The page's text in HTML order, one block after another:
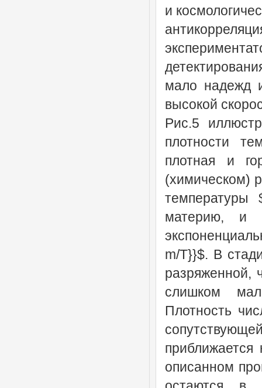
и
мало надежд
высокой
Рис.5
плотности
плотная и
(химическом)
материю, и
m/T}}$. В
разряженной,
слишком
Плотность
приближается
описанном